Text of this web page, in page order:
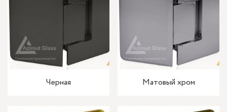
Черная Матовый хром